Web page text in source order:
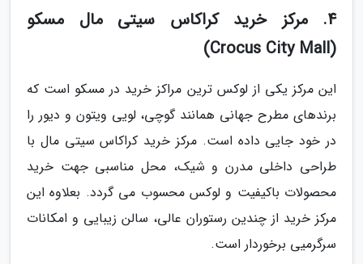
4. مرکز خرید کراکاس سیتی مال مسکو
(Crocus City Mall)
این مرکز یکی از لوکس ترین مراکز خرید در مسکو است که
برندهای مطرح جهانی همانند گوچی، لویی ویتون و دیور را
در خود جایی داده است. مرکز خرید کراکاس سیتی مال با
طراحی داخلی مدرن و شیک، محل مناسبی جهت خرید
محصولات باکیفیت و لوکس محسوب می گردد. بعلاوه این
مرکز خرید از چندین رستوران عالی، سالن زیبایی و امکانات
سرگرمیی برخوردار است.